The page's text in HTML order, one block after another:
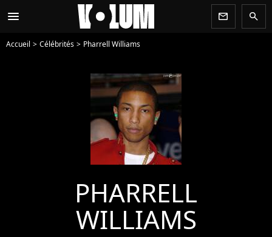
menu newsletter search
Accueil Célébrités Pharrell Williams
PHARRELL
WILLIAMS